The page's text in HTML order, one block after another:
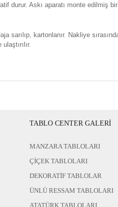
durur. Askı aparatı monte edilmiş
sarılıp, kartonlanır. Nakliye
TABLO CENTER GALERİ
MANZARA TABLOLARI
ÇİÇEK TABLOLARI
DEKORATİF TABLOLAR
ÜNLÜ RESSAM TABLOLARI
ATATÜRK TABLOLARI